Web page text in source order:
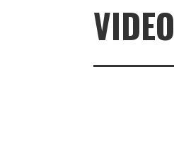
VIDEO